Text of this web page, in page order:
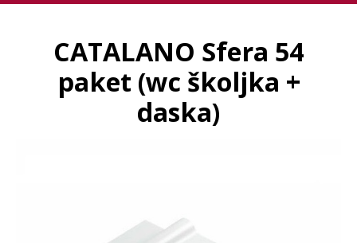
CATALANO Sfera 54
paket (wc školjka +
daska)